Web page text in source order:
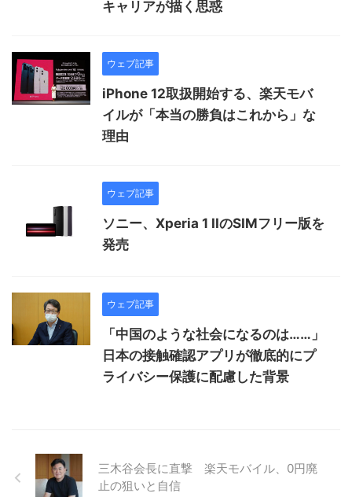
キャリアが描く思惑
ウェブ記事
iPhone 12取扱開始する、楽天モバ
イルが「本当の勝負はこれから」な
理由
ウェブ記事
ソニー、Xperia 1 IIのSIMフリー版を
発売
ウェブ記事
「中国のような社会になるのは……」
日本の接触確認アプリが徹底的にプ
ライバシー保護に配慮した背景
三木谷会長に直撃 楽天モバイル、0円廃
止の狙いと自信